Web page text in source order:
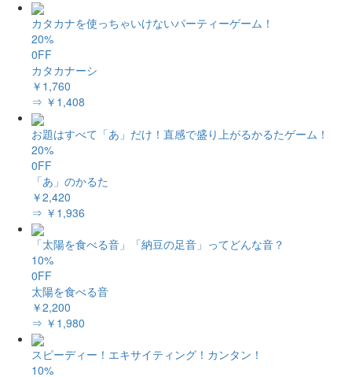
カタカナを使っちゃいけないパーティーゲーム！
20%
0FF
カタカナーシ
￥1,760
⇒ ￥1,408
お題はすべて「あ」だけ！直感で盛り上がるかるたゲーム！
20%
0FF
「あ」のかるた
￥2,420
⇒ ￥1,936
「太陽を食べる音」「納豆の足音」ってどんな音？
10%
0FF
太陽を食べる音
￥2,200
⇒ ￥1,980
スピーディー！エキサイティング！カンタン！
10%